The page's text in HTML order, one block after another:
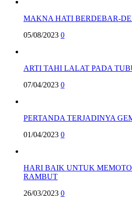
MAKNA HATI BERDEBAR-
05/08/2023 0
ARTI TAHI LALAT PADA
07/04/2023 0
PERTANDA TERJADINYA
01/04/2023 0
HARI BAIK UNTUK
RAMBUT
26/03/2023 0